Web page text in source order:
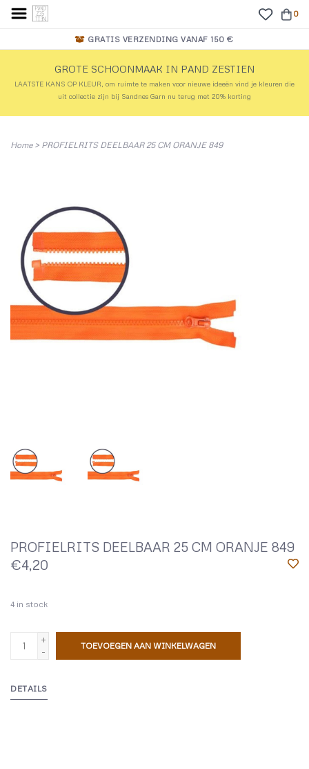
0
GRATIS VERZENDING VANAF 150 €
GROTE SCHOONMAAK IN PAND ZESTIEN
LAATSTE KANS OP KLEUR, om ruimte te maken voor nieuwe ideeën vind je kleuren die
uit collectie zijn bij Sandnes Garn nu terug met 20% korting
Home> PROFIELRITS DEELBAAR 25 CM ORANJE 849
PROFIELRITS DEELBAAR 25 CM ORANJE 849
€4,20
4 in stock
+
-
TOEVOEGEN AAN WINKELWAGEN
DETAILS